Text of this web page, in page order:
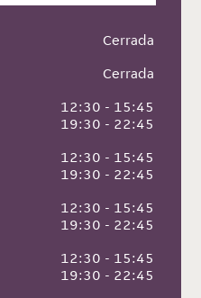
Cerrada
Cerrada
12:30 - 15:45
19:30 - 22:45
12:30 - 15:45
19:30 - 22:45
12:30 - 15:45
19:30 - 22:45
12:30 - 15:45
19:30 - 22:45